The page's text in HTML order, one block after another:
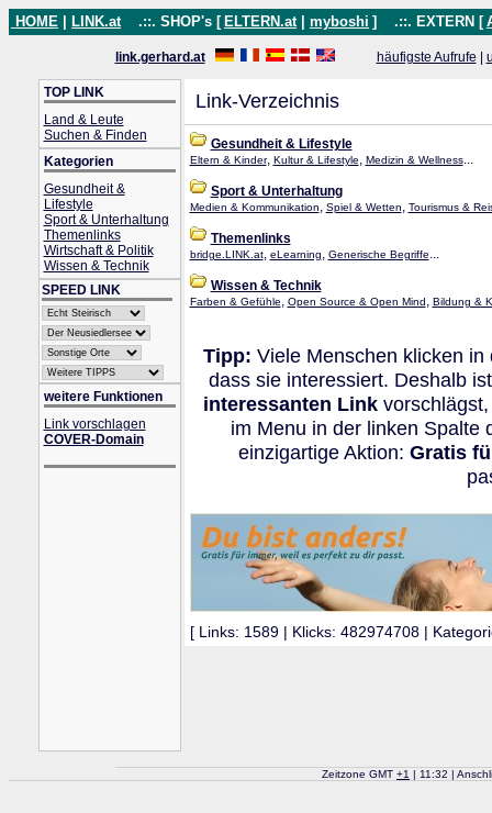
HOME LINK.at .::. SHOP's [ ELTERN.at myboshi ] .::. EXTERN [
link.gerhard.at häufigste Aufrufe
TOP LINK
Land & Leute
Suchen & Finden
Kategorien
Gesundheit &
Lifestyle
Sport & Unterhaltung
Themenlinks
Wirtschaft & Politik
Wissen & Technik
SPEED LINK
weitere Funktionen
Link vorschlagen
COVER-Domain
Link-Verzeichnis
Gesundheit & Lifestyle
Eltern & Kinder, Kultur & Lifestyle, Medizin & Wellness...
Sport & Unterhaltung
Medien & Kommunikation, Spiel & Wetten, Tourismus &
Themenlinks
bridge.LINK.at, eLearning, Generische Begriffe...
Wissen & Technik
Farben & Gefühle, Open Source & Open Mind, Bildung &
Tipp: Viele Menschen klicken
dass sie interessiert. Deshalb
interessanten Linkvorschlägst,
im Menu in der linken Spalte
einzigartige Aktion: Gratis
[ Links: 1589 | Klicks: 482974708 |
Zeitzone GMT +1 | 11:32 |